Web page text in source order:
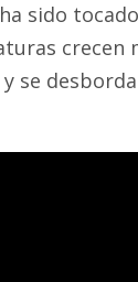
sido
crecen
se